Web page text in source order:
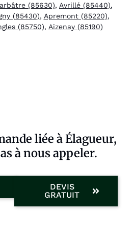
(85630), Avrillé (85440),
(85430), Apremont (85220),
(85750), Aizenay (85190)
liée à Élagueur,
à nous appeler.
DEVIS
GRATUIT